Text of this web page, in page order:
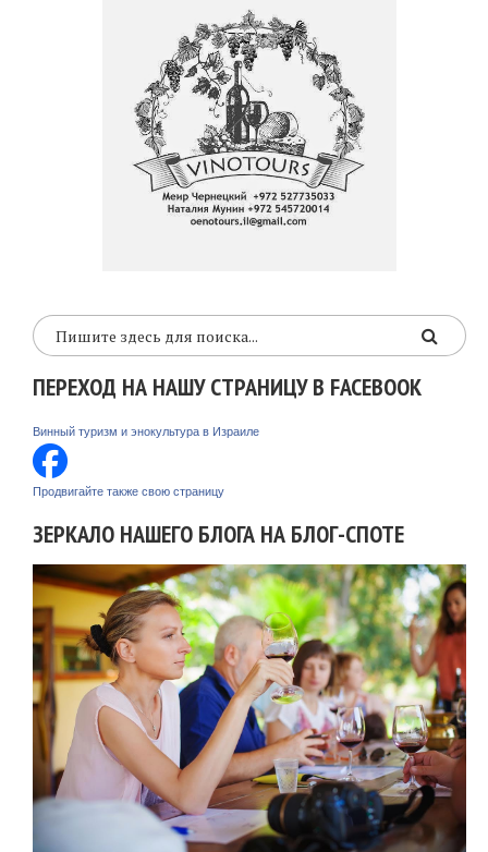
ПЕРЕХОД НА НАШУ СТРАНИЦУ В FACEBOOK
Винный туризм и энокультура в Израиле
Продвигайте также свою страницу
ЗЕРКАЛО НАШЕГО БЛОГА НА БЛОГ-СПОТЕ